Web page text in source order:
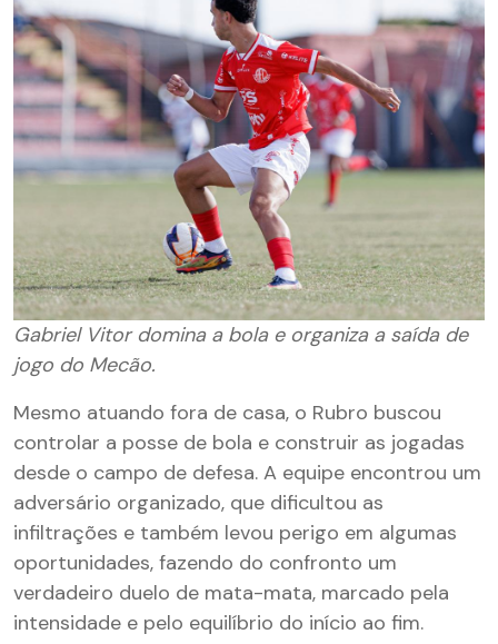
Gabriel Vitor domina a bola e organiza a saída de
jogo do Mecão.
Mesmo atuando fora de casa, o Rubro buscou
controlar a posse de bola e construir as jogadas
desde o campo de defesa. A equipe encontrou um
adversário organizado, que dificultou as
infiltrações e também levou perigo em algumas
oportunidades, fazendo do confronto um
verdadeiro duelo de mata-mata, marcado pela
intensidade e pelo equilíbrio do início ao fim.